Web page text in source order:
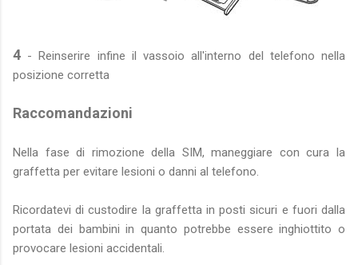
4 - Reinserire infine il vassoio all'interno del telefono nella
posizione corretta
Raccomandazioni
Nella fase di rimozione della SIM, maneggiare con cura la
graffetta per evitare lesioni o danni al telefono.
Ricordatevi di custodire la graffetta in posti sicuri e fuori dalla
portata dei bambini in quanto potrebbe essere inghiottito o
provocare lesioni accidentali.